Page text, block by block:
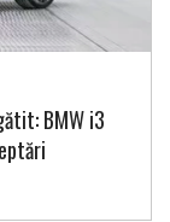
BMW i3